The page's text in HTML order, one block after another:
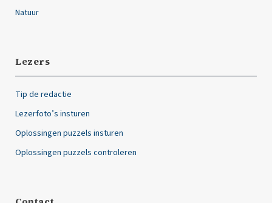
Natuur
Lezers
Tip de redactie
Lezerfoto’s insturen
Oplossingen puzzels insturen
Oplossingen puzzels controleren